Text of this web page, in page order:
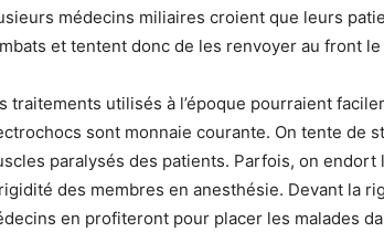
médecins miliaires croient que leurs
et tentent donc de les renvoyer au front
traitements utilisés à l’époque pourraient
sont monnaie courante. On tente de
paralysés des patients. Parfois, on
des membres en anesthésie. Devant la
en profiteront pour placer les malades